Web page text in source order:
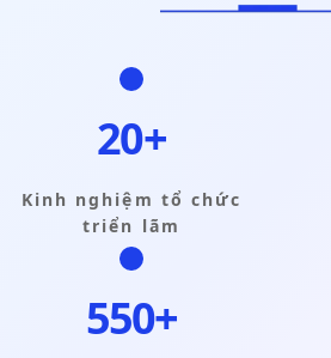
20+
Kinh nghiệm tổ chức
triển lãm
550+